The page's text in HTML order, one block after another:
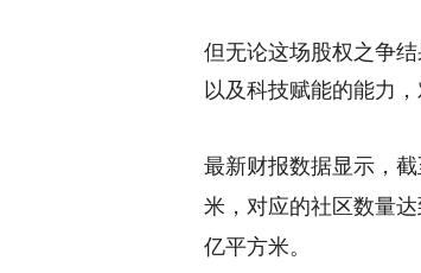
但无论这场股权之争
以及科技赋能的能力
最新财报数据显示，
米，对应的社区数量达
亿平方米。